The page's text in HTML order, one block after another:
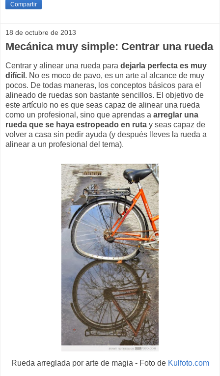
Compartir
18 de octubre de 2013
Mecánica muy simple: Centrar una rueda
Centrar y alinear una rueda para dejarla perfecta es muy
difícil . No es moco de pavo, es un arte al alcance de muy
pocos. De todas maneras, los conceptos básicos para el
alineado de ruedas son bastante sencillos. El objetivo de
este artículo no es que seas capaz de alinear una rueda
como un profesional, sino que aprendas a arreglar una
rueda que se haya estropeado en ruta y seas capaz de
volver a casa sin pedir ayuda (y después lleves la rueda a
alinear a un profesional del tema).
Rueda arreglada por arte de magia - Foto de Kulfoto.com